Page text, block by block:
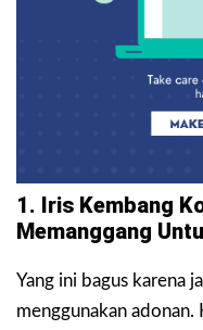
1. Iris Kembang
Memanggang
Yang ini bagus karena
menggunakan